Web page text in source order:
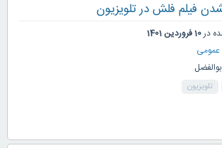
فیلم فلش در تلویزیون
در10 فروردین 1401
عمومی
تلویزیون